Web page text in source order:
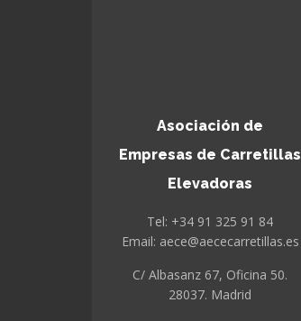
Asociación de
Empresas de Carretillas
Elevadoras
Tel: +34 91 325 91 84
Email: aece@aececarretillas.es
C/ Albasanz 67, Oficina 50.
28037. Madrid